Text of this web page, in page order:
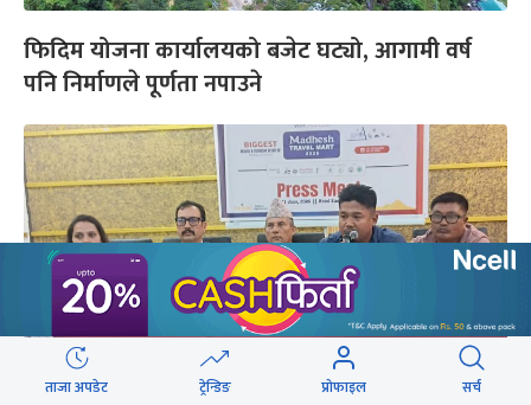
फिदिम योजना कार्यालयको बजेट घट्यो, आगामी वर्ष
पनि निर्माणले पूर्णता नपाउने
ताजा अपडेट ट्रेन्डिङ प्रोफाइल सर्च